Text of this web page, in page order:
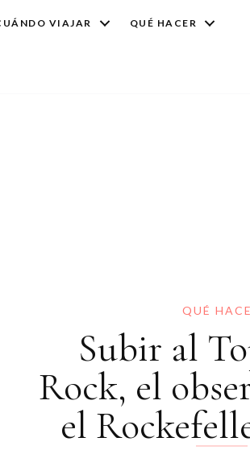
VIAJAR QUÉ HACER
QUÉ
Subir al
Rock, el
el